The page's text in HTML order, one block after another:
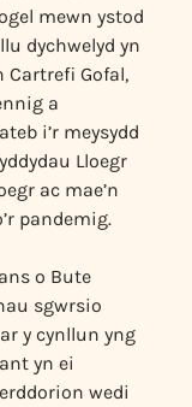
mewn ystod
dychwelyd yn
Cartrefi Gofal,
a
i’r meysydd
Lloegr
ac mae’n
pandemig.
o Bute
sgwrsio
y cynllun yng
yn ei
wedi